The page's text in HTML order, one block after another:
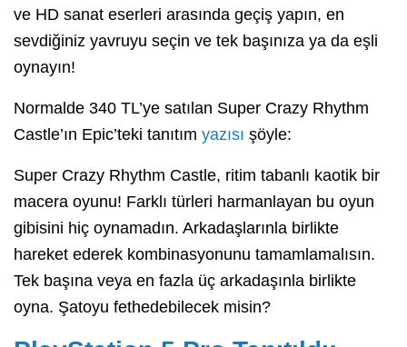
ve HD sanat eserleri arasında geçiş yapın, en
sevdiğiniz yavruyu seçin ve tek başınıza ya da eşli
oynayın!
Normalde 340 TL’ye satılan Super Crazy Rhythm
Castle’ın Epic’teki tanıtım yazısı şöyle:
Super Crazy Rhythm Castle, ritim tabanlı kaotik bir
macera oyunu! Farklı türleri harmanlayan bu oyun
gibisini hiç oynamadın. Arkadaşlarınla birlikte
hareket ederek kombinasyonunu tamamlamalısın.
Tek başına veya en fazla üç arkadaşınla birlikte
oyna. Şatoyu fethedebilecek misin?